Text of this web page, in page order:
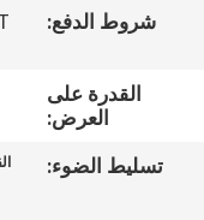
مراقبة
شروط الدفع:
القدرة على
العرض:
تسليط الضوء: